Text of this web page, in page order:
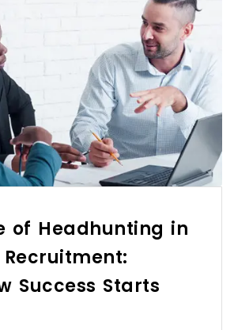
of Headhunting in
Success Starts